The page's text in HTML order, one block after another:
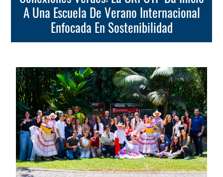
A Una Escuela De Verano Internacional
Enfocada En Sostenibilidad